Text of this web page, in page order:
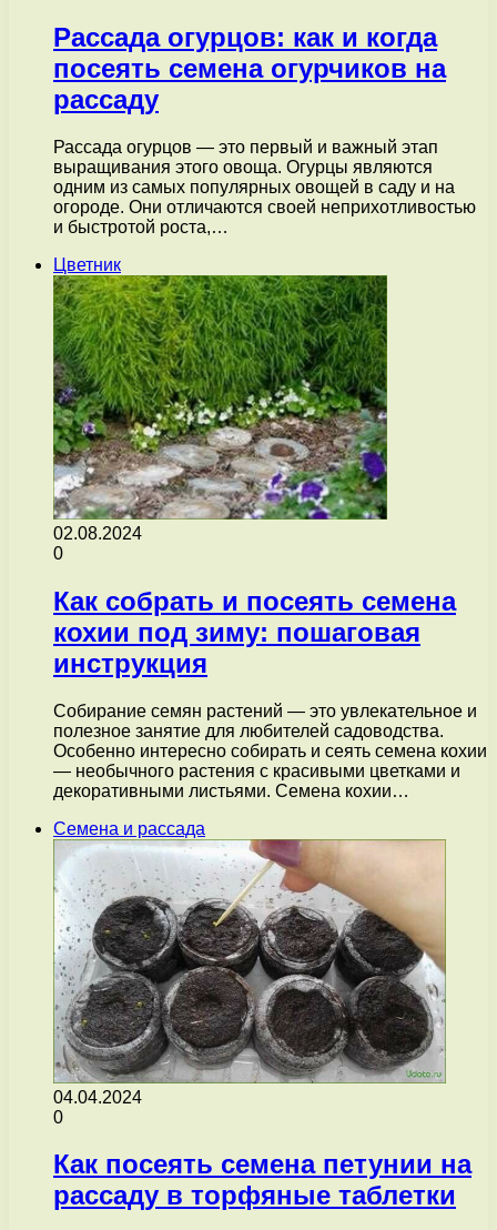
Рассада огурцов: как и когда
посеять семена огурчиков на
рассаду
Рассада огурцов — это первый и важный этап
выращивания этого овоща. Огурцы являются
одним из самых популярных овощей в саду и на
огороде. Они отличаются своей неприхотливостью
и быстротой роста,…
Цветник
02.08.2024
0
Как собрать и посеять семена
кохии под зиму: пошаговая
инструкция
Собирание семян растений — это увлекательное и
полезное занятие для любителей садоводства.
Особенно интересно собирать и сеять семена кохии
— необычного растения с красивыми цветками и
декоративными листьями. Семена кохии…
Семена и рассада
04.04.2024
0
Как посеять семена петунии на
рассаду в торфяные таблетки